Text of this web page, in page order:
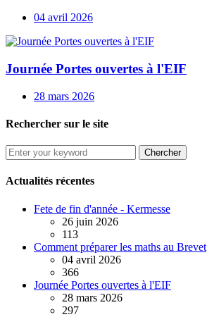
04 avril 2026
Journée Portes ouvertes à l'EIF
28 mars 2026
Rechercher sur le site
Chercher
Actualités récentes
Fete de fin d'année - Kermesse
26 juin 2026
113
Comment préparer les maths au Brevet
04 avril 2026
366
Journée Portes ouvertes à l'EIF
28 mars 2026
297